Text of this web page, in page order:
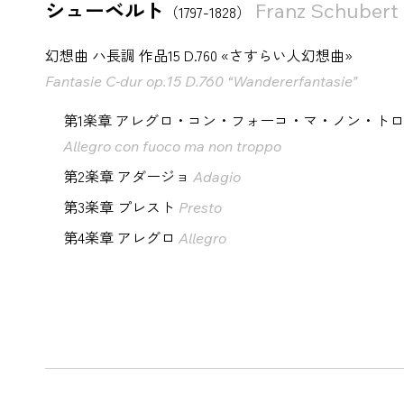
シューベルト （1797-1828） Franz Schubert
幻想曲 ハ長調 作品15 D.760 «さすらい人幻想曲»
Fantasie C-dur op.15 D.760 “Wandererfantasie”
第1楽章 アレグロ・コン・フォーコ・マ・ノン・ト
Allegro con fuoco ma non troppo
第2楽章 アダージョ Adagio
第3楽章 プレスト Presto
第4楽章 アレグロ Allegro